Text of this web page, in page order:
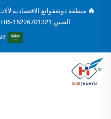
منطقة دونغقوانغ الاقتصادية
الصين +86-15226701321